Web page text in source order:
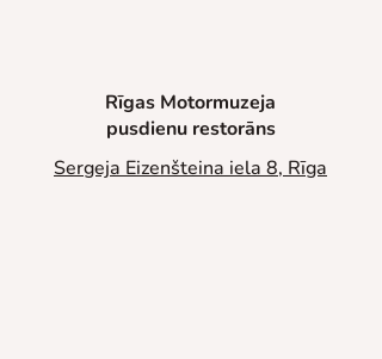
Rīgas Motormuzeja
pusdienu restorāns
Sergeja Eizenšteina iela 8, Rīga